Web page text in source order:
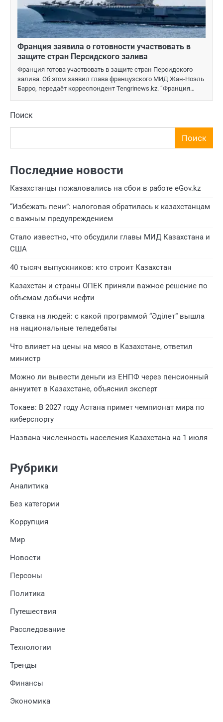
Франция заявила о готовности участвовать в
защите стран Персидского залива
Франция готова участвовать в защите стран Персидского
залива. Об этом заявил глава французского МИД Жан-Ноэль
Барро, передаёт корреспондент Tengrinews.kz. “Франция…
Поиск
Поиск
Последние новости
Казахстанцы пожаловались на сбои в работе eGov.kz
“Избежать пени”: налоговая обратилась к казахстанцам
с важным предупреждением
Стало известно, что обсудили главы МИД Казахстана и
США
40 тысяч выпускников: кто строит Казахстан
Казахстан и страны ОПЕК приняли важное решение по
объемам добычи нефти
Ставка на людей: с какой программой “Әділет” вышла
на национальные теледебаты
Что влияет на цены на мясо в Казахстане, ответил
министр
Можно ли вывести деньги из ЕНПФ через пенсионный
аннуитет в Казахстане, объяснил эксперт
Токаев: В 2027 году Астана примет чемпионат мира по
киберспорту
Названа численность населения Казахстана на 1 июля
Рубрики
Аналитика
Без категории
Коррупция
Мир
Новости
Персоны
Политика
Путешествия
Расследование
Технологии
Тренды
Финансы
Экономика